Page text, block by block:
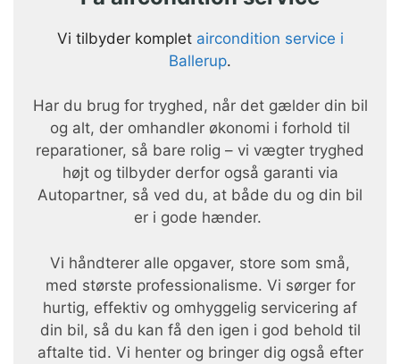
Vi tilbyder komplet aircondition service i
Ballerup.
Har du brug for tryghed, når det gælder din bil
og alt, der omhandler økonomi i forhold til
reparationer, så bare rolig – vi vægter tryghed
højt og tilbyder derfor også garanti via
Autopartner, så ved du, at både du og din bil
er i gode hænder.
Vi håndterer alle opgaver, store som små,
med største professionalisme. Vi sørger for
hurtig, effektiv og omhyggelig servicering af
din bil, så du kan få den igen i god behold til
aftalte tid. Vi henter og bringer dig også efter